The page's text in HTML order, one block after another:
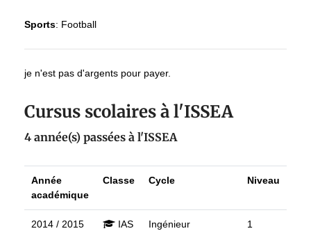
Sports: Football
je n'est pas d'argents pour payer.
Cursus scolaires à l'ISSEA
4 année(s) passées à l'ISSEA
Année
académique
Classe Cycle Niveau
2014 / 2015
IAS
Ingénieur
1